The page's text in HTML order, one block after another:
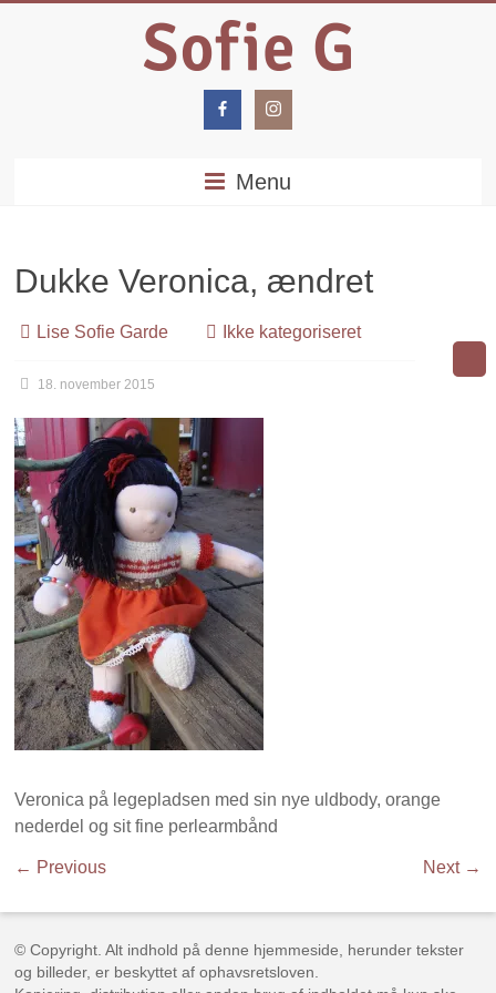
Menu
Dukke Veronica, ændret
Lise Sofie Garde Ikke kategoriseret
18. november 2015
Veronica på legepladsen med sin nye uldbody, orange
nederdel og sit fine perlearmbånd
← Previous Next →
© Copyright. Alt indhold på denne hjemmeside, herunder tekster
og billeder, er beskyttet af ophavsretsloven.